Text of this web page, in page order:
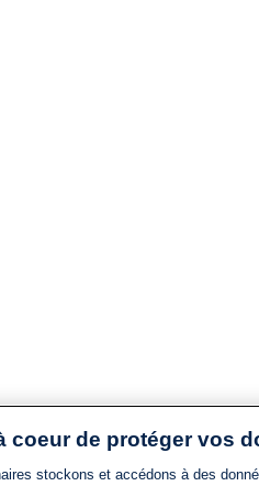
coeur de protéger vos
stockons et accédons à des